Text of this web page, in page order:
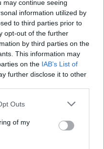
may continue seeing
information utilized by
to third parties prior to
opt-out of the further
by third parties on the
This information may
on the IAB’s List of
further disclose it to other
Outs
of my
Telegram